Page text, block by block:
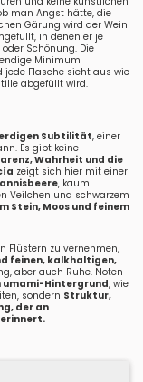
man Angst hätte, die
Gärung wird der Wein
in denen er je
Schönung. Die
Minimum
jede Flasche sieht aus wie
abgefüllt wird.
erdigen Subtilität, einer
Es gibt keine
Wahrheit und die
zeigt sich hier mit einer
, kaum
Veilchen und schwarzem
Stein, Moos und feinem
Flüstern zu vernehmen,
feinen, kalkhaltigen,
aber auch Ruhe. Noten
Hintergrund, wie
sondern Struktur,
der an
erinnert.